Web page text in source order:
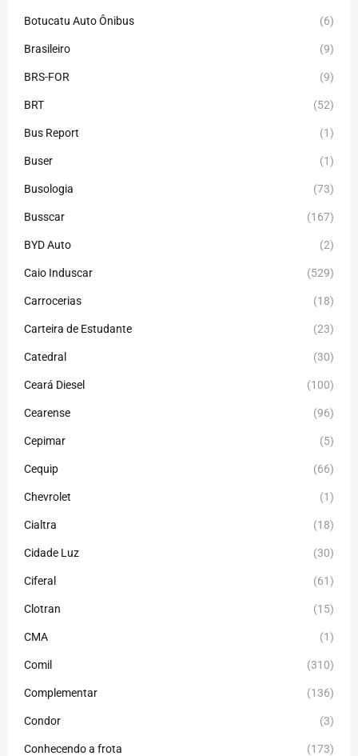
Botucatu Auto Ônibus (6)
Brasileiro (9)
BRS-FOR (9)
BRT (52)
Bus Report (1)
Buser (1)
Busologia (73)
Busscar (167)
BYD Auto (2)
Caio Induscar (529)
Carrocerias (18)
Carteira de Estudante (23)
Catedral (30)
Ceará Diesel (100)
Cearense (96)
Cepimar (5)
Cequip (66)
Chevrolet (1)
Cialtra (18)
Cidade Luz (30)
Ciferal (61)
Clotran (15)
CMA (1)
Comil (310)
Complementar (136)
Condor (3)
Conhecendo a frota (173)